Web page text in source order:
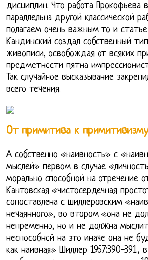
дисциплин. Что работа Прокофьева
параллельна другой классической
полагаем очень важным то и
Кандинский создал собственный
живописи, освобождая от всяких
предметности пятна
Так случайное высказывание
всего течения.
От примитива к
А собственно «наивность» с
мыслей» первом в случае
морально способной на отречение
Кантовская «чистосердечная
сопоставлена с шиллеровским
нечаянного», во втором «она не
непременно, но и не должна
неспособной на это иначе она не
как наивная» Шиллер 1957:390-391., в